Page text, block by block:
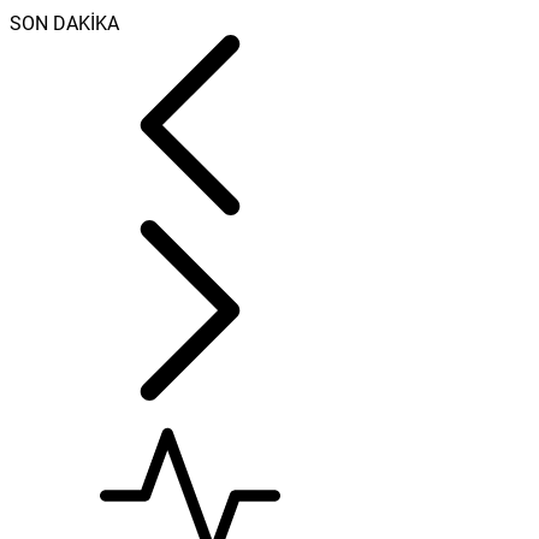
SON DAKİKA